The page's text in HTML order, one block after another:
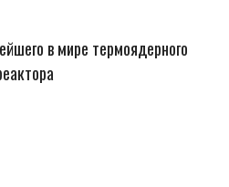
в мире термоядерного